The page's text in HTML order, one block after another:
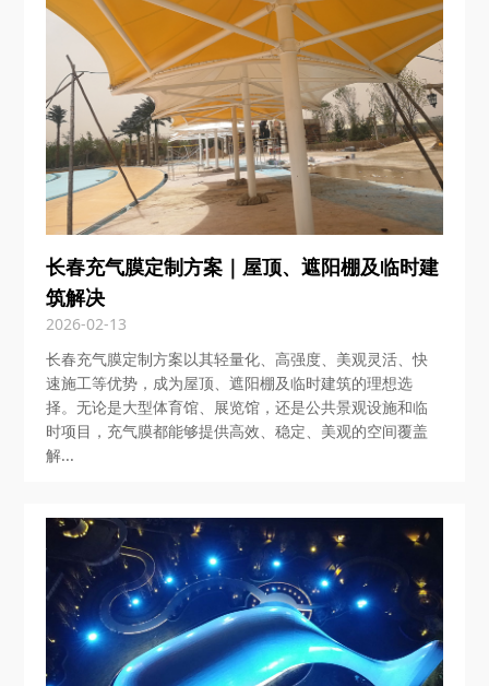
长春充气膜定制方案｜屋顶、遮阳棚及临时建
筑解决
2026-02-13
长春充气膜定制方案以其轻量化、高强度、美观灵活、快
速施工等优势，成为屋顶、遮阳棚及临时建筑的理想选
择。无论是大型体育馆、展览馆，还是公共景观设施和临
时项目，充气膜都能够提供高效、稳定、美观的空间覆盖
解...